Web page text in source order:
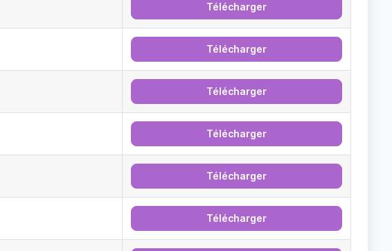
Télécharger
Télécharger
Télécharger
Télécharger
Télécharger
Télécharger